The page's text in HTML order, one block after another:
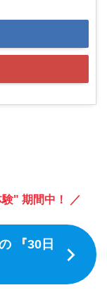
" 期間中！ ／
『30日